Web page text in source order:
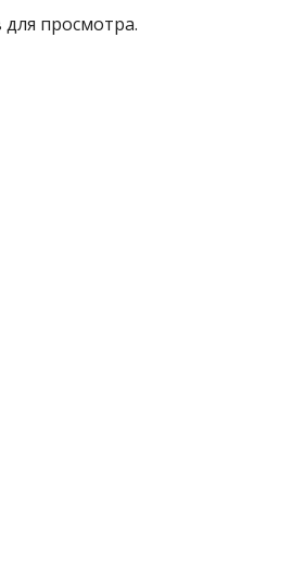
просмотра.